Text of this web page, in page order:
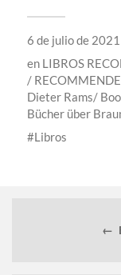
6 de julio de 2021
en LIBROS
/
Dieter Rams/
Bücher über
Libros
←